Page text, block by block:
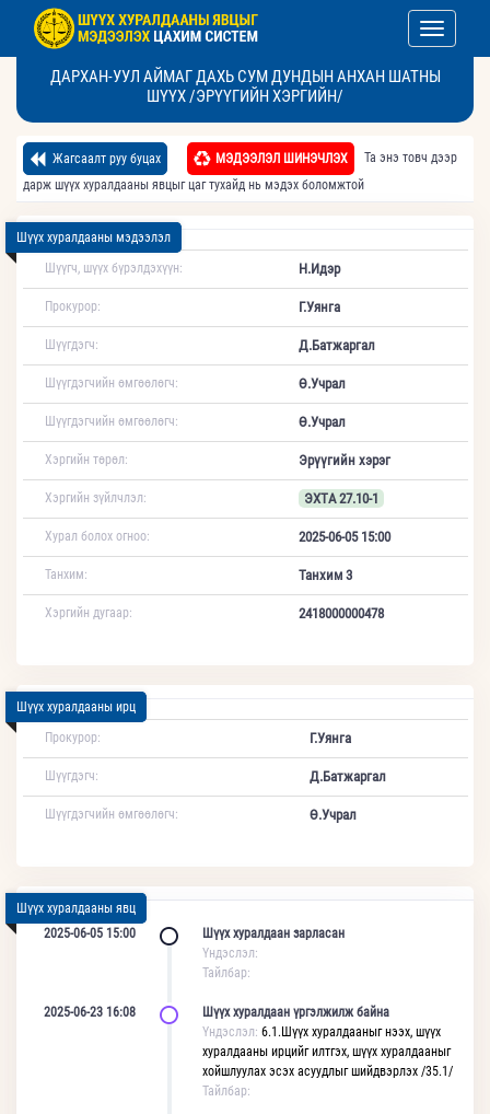
Toggle
ДАРХАН-УУЛ АЙМАГ ДАХЬ СУМ ДУНДЫН АНХАН ШАТНЫ
ШҮҮХ /ЭРҮҮГИЙН ХЭРГИЙН/
Жагсаалт руу буцах МЭДЭЭЛЭЛ ШИНЭЧЛЭХ
Та энэ товч дээр
дарж шүүх хуралдааны явцыг цаг тухайд нь мэдэх боломжтой
Шүүх хуралдааны мэдээлэл
Шүүгч, шүүх бүрэлдэхүүн:
Н.Идэр
Прокурор: Г.Уянга
Шүүгдэгч: Д.Батжаргал
Шүүгдэгчийн өмгөөлөгч: Ө.Учрал
Шүүгдэгчийн өмгөөлөгч: Ө.Учрал
Хэргийн төрөл: Эрүүгийн хэрэг
Хэргийн зүйлчлэл: ЭХТА 27.10-1
Хурал болох огноо: 2025-06-05 15:00
Танхим: Танхим 3
Хэргийн дугаар: 2418000000478
Шүүх хуралдааны ирц
Прокурор:
Г.Уянга
Шүүгдэгч: Д.Батжаргал
Шүүгдэгчийн өмгөөлөгч: Ө.Учрал
Шүүх хуралдааны явц
2025-06-05 15:00
Шүүх хуралдаан зарласан
Үндэслэл:
Тайлбар:
2025-06-23 16:08
Шүүх хуралдаан үргэлжилж байна
Үндэслэл: 6.1.Шүүх хуралдааныг нээх, шүүх
хуралдааны ирцийг илтгэх, шүүх хуралдааныг
хойшлуулах эсэх асуудлыг шийдвэрлэх /35.1/
Тайлбар: